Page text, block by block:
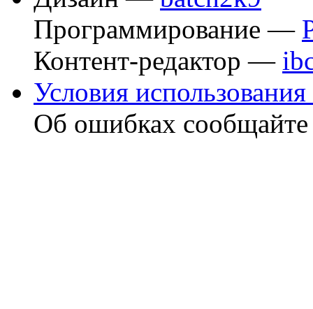
Программирование —
Контент-редактор —
Условия использования
Об ошибках